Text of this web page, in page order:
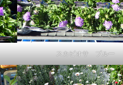
スカビオサ ブルー